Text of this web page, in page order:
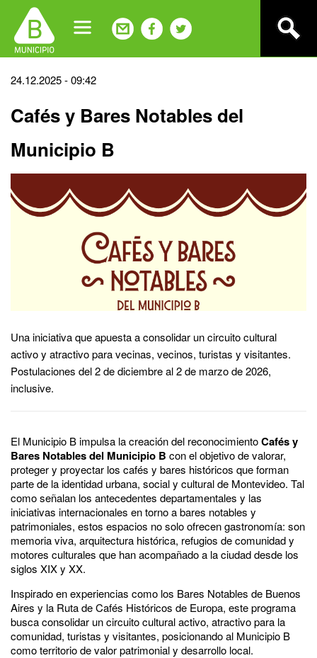
navigation
Back
top
24.12.2025 - 09:42
Cafés y Bares Notables del
Municipio B
Una iniciativa que apuesta a consolidar un circuito cultural
activo y atractivo para vecinas, vecinos, turistas y visitantes.
Postulaciones del 2 de diciembre al 2 de marzo de 2026,
inclusive.
El Municipio B impulsa la creación del reconocimientoCafés y
Bares Notables del Municipio B con el objetivo de valorar,
proteger y proyectar los cafés y bares históricos que forman
parte de la identidad urbana, social y cultural de Montevideo. Tal
como señalan los antecedentes departamentales y las
iniciativas internacionales en torno a bares notables y
patrimoniales, estos espacios no solo ofrecen gastronomía: son
memoria viva, arquitectura histórica, refugios de comunidad y
motores culturales que han acompañado a la ciudad desde los
siglos XIX y XX.
Inspirado en experiencias como los Bares Notables de Buenos
Aires y la Ruta de Cafés Históricos de Europa, este programa
busca consolidar un circuito cultural activo, atractivo para la
comunidad, turistas y visitantes, posicionando al Municipio B
como territorio de valor patrimonial y desarrollo local.